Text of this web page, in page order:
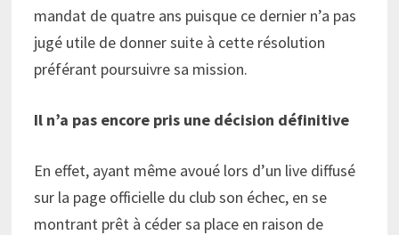
mandat de quatre ans puisque ce dernier n’a pas
jugé utile de donner suite à cette résolution
préférant poursuivre sa mission.
Il n’a pas encore pris une décision définitive
En effet, ayant même avoué lors d’un live diffusé
sur la page officielle du club son échec, en se
montrant prêt à céder sa place en raison de